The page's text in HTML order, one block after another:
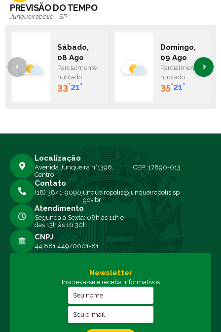
PREVISÃO DO TEMPO
Junqueirópolis - SP
Sábado
08 Ago
Parcialmente
nublado
33°21°
Domingo
09 Ago
Parcialmente
nublado
35°21°
Localização
Avenida Junqueira n°1396,
Centro
CEP: 17890-013
Contato
(18) 3841-9090junqueiropolis@junqueiropolis.sp
.gov.br
Atendimento
Segunda à Sexta: 08h às 11h e
das 13h às 16:30h
CNPJ
44.881.449/0001-81
Newsletter
Inscreva-se e receba informativos